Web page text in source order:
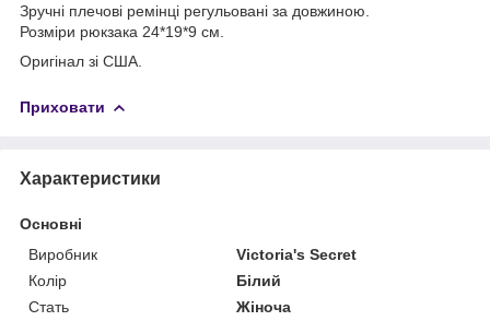
Зручні плечові ремінці регульовані за довжиною.
Розміри рюкзака 24*19*9 см.
Оригінал зі США.
Приховати
Характеристики
Основні
Виробник
Victoria's Secret
Колір
Білий
Стать
Жіноча